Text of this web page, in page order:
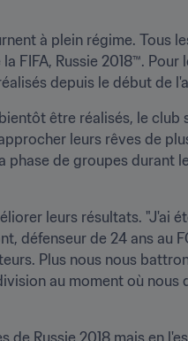
à plein régime. Tous
FIFA, Russie 2018™. Pour
depuis le début de
être réalisés, le
leurs rêves de
phase de groupes durant
leurs résultats. "J'ai
défenseur de 24 ans au
Plus nous nous
au moment où nous
Russie 2018 mais en